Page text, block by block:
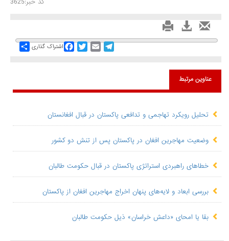
Share اشتراک گذاری
FacebookTwitterEmail
Telegram
عناوین مرتبط
تحلیل رویکرد تهاجمی و تدافعی پاکستان در قبال افغانستان
وضعیت مهاجرین افغان‌ در پاکستان پس از تنش دو کشور
خطاهای راهبردی استراتژی پاکستان در قبال حکومت طالبان
بررسی ابعاد و لایه‌های پنهان اخراج مهاجرین افغان از پاکستان
بقا یا امحای «داعش خراسان» ذیل حکومت طالبان